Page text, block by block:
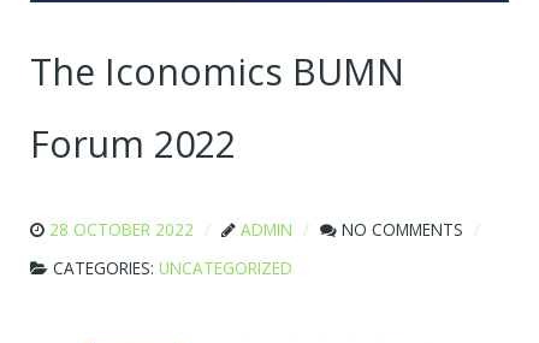
The Iconomics BUMN
Forum 2022
28 OCTOBER 2022 ADMIN
NO COMMENTS
CATEGORIES: UNCATEGORIZED